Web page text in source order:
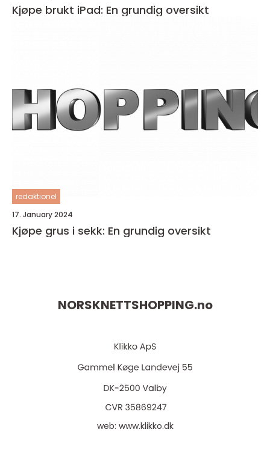
Kjøpe brukt iPad: En grundig oversikt
redaktionel
17. January 2024
Kjøpe grus i sekk: En grundig oversikt
NORSKNETTSHOPPING.no
web: www.klikko.dk